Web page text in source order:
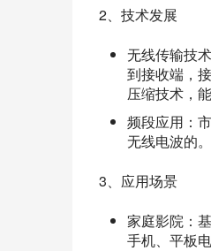
2、技术发展
无线传输技
到接收端，
压缩技术，
频段应用：
无线电波的
3、应用场景
家庭影院：
手机、平板